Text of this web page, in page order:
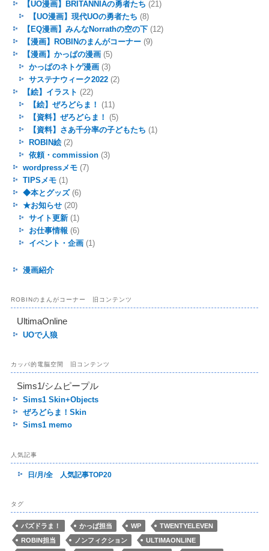
【UO漫画】BRITANNIAの勇者たち (21)
【UO漫画】現代UOの勇者たち (8)
【EQ漫画】みんなNorrathの空の下(12)
【漫画】ROBINのまんがコーナー(9)
【漫画】かっぱの漫画(5)
かっぱのネトゲ漫画(3)
サステナウィーク2022(2)
【絵】イラスト (22)
【絵】ぜろどらま！
(11)
【資料】ぜろどらま！
(5)
【資料】さあ千分率の子どもたち (1)
ROBIN絵(2)
依頼・commission(3)
wordpressメモ(7)
TIPSメモ(1)
◆本とグッズ(6)
★お知らせ(20)
サイト更新(1)
お仕事情報 (6)
イベント・企画(1)
漫画紹介
ROBINのまんがコーナー 旧コンテンツ
UltimaOnline
UOで人狼
カッパ的電脳空間 旧コンテンツ
Sims1/シムピープル
Sims1 Skin+Objects
ぜろどらま！Skin
Sims1 memo
人気記事
日/月/全 人気記事TOP20
タグ
パズドラま！ かっぱ担当 WP
TWENTYELEVEN
ROBIN担当
ノンフィクション ULTIMAONLINE